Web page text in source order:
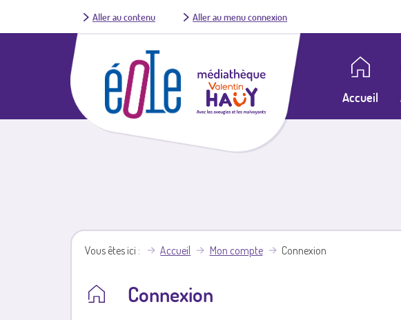
Aller au contenu Aller au menu connexion
Accueil
Vous êtes ici Accueil Mon compte Connexion
Connexion